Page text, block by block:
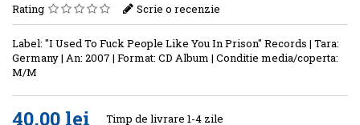
Rating Scrie o recenzie
Label: "I Used To Fuck People Like You In Prison" Records | Tara:
Germany | An: 2007 | Format: CD Album | Conditie media/coperta:
M/M
40,00 lei Timp de livrare 1-4 zile